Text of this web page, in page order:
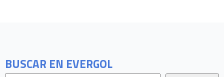
BUSCAR EN EVERGOL